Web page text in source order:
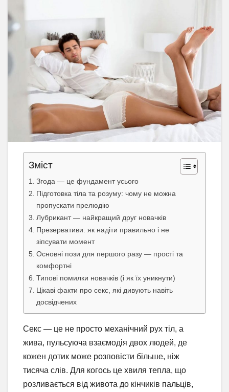
Зміст
Згода — це фундамент усього
Підготовка тіла та розуму: чому не можна
пропускати прелюдію
Лубрикант — найкращий друг новачків
Презервативи: як надіти правильно і не
зіпсувати момент
Основні пози для першого разу — прості та
комфортні
Типові помилки новачків (і як їх уникнути)
Цікаві факти про секс, які дивують навіть
досвідчених
Секс — це не просто механічний рух тіл, а
жива, пульсуюча взаємодія двох людей, де
кожен дотик може розповісти більше, ніж
тисяча слів. Для когось це хвиля тепла, що
розливається від живота до кінчиків пальців,